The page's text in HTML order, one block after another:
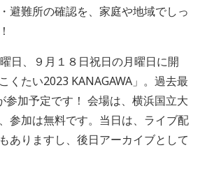
避難所の確認を、家庭や地域でしっ
日、９月１８日祝日の月曜日に開
くたい2023 KANAGAWA」。過去最
参加予定です！ 会場は、横浜国立大
参加は無料です。当日は、ライブ配
ありますし、後日アーカイブとして